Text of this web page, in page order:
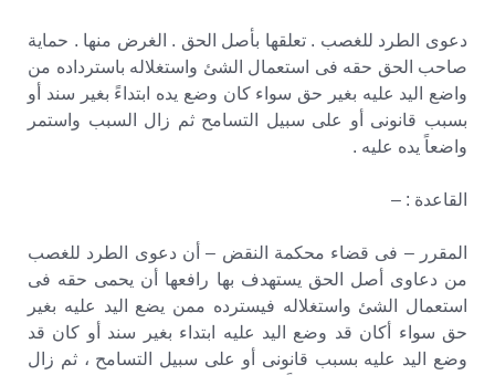
دعوى الطرد للغصب . تعلقها بأصل الحق . الغرض منها . حماية
صاحب الحق حقه فى استعمال الشئ واستغلاله باسترداده من
واضع اليد عليه بغير حق سواء كان وضع يده ابتداءً بغير سند أو
بسبب قانونى أو على سبيل التسامح ثم زال السبب واستمر
واضعاً يده عليه .
القاعدة : –
المقرر – فى قضاء محكمة النقض – أن دعوى الطرد للغصب
من دعاوى أصل الحق يستهدف بها رافعها أن يحمى حقه فى
استعمال الشئ واستغلاله فيسترده ممن يضع اليد عليه بغير
حق سواء أكان قد وضع اليد عليه ابتداء بغير سند أو كان قد
وضع اليد عليه بسبب قانونى أو على سبيل التسامح ، ثم زال